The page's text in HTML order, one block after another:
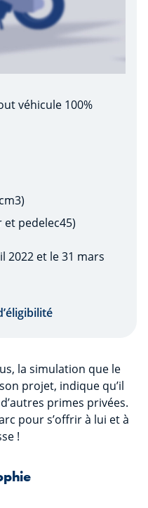
véhicule 100%
pedelec45)
2022 et le 31 mars
la simulation que le
projet, indique qu’il
primes privées.
pour s’offrir à lui et à
!